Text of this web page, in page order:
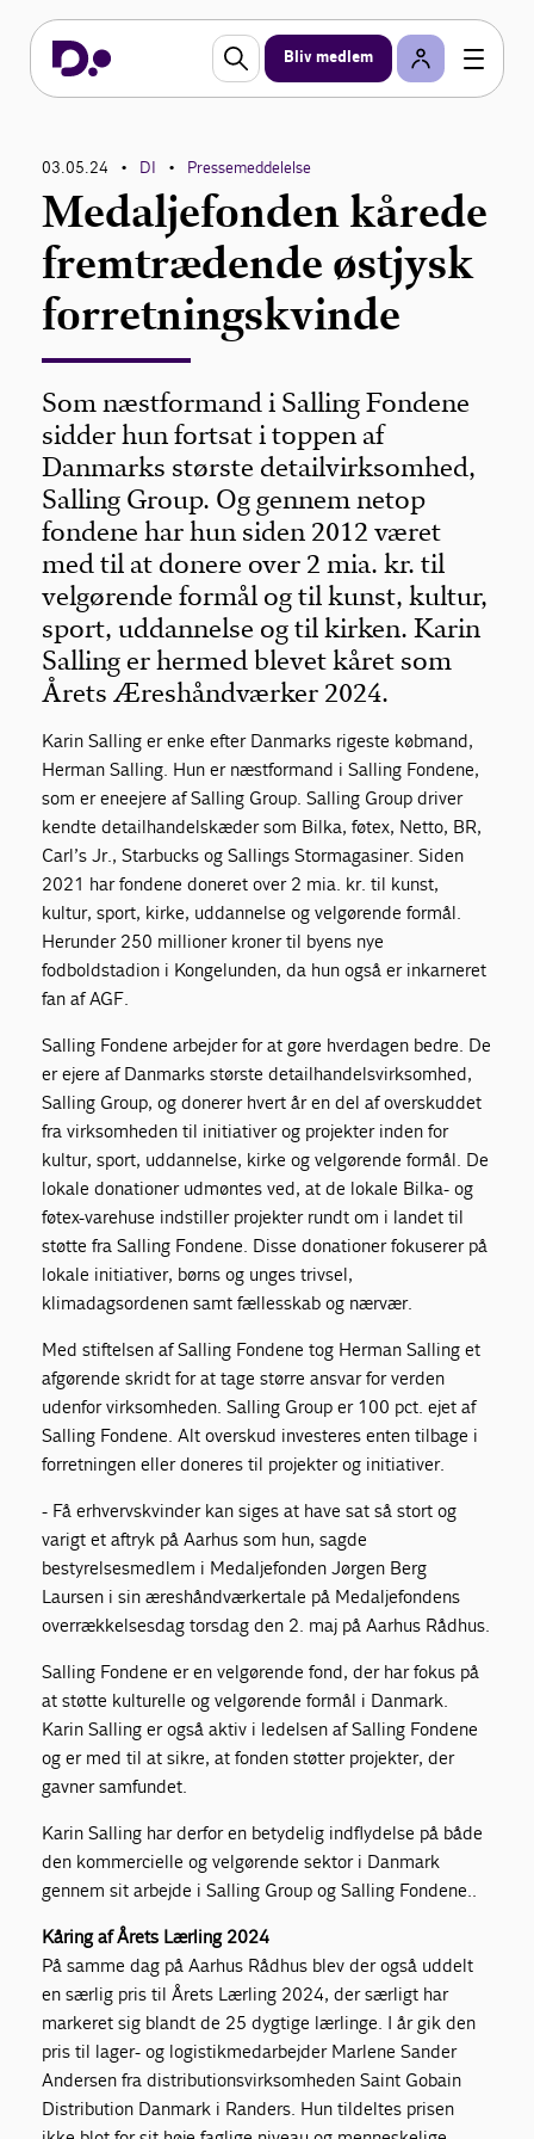
Bliv medlem
03.05.24 • DI • Pressemeddelelse
Medaljefonden kårede
fremtrædende østjysk
forretningskvinde
Som næstformand i Salling Fondene
sidder hun fortsat i toppen af
Danmarks største detailvirksomhed,
Salling Group. Og gennem netop
fondene har hun siden 2012 været
med til at donere over 2 mia. kr. til
velgørende formål og til kunst, kultur,
sport, uddannelse og til kirken. Karin
Salling er hermed blevet kåret som
Årets Æreshåndværker 2024.
Karin Salling er enke efter Danmarks rigeste købmand,
Herman Salling. Hun er næstformand i Salling Fondene,
som er eneejere af Salling Group. Salling Group driver
kendte detailhandelskæder som Bilka, føtex, Netto, BR,
Carl’s Jr., Starbucks og Sallings Stormagasiner. Siden
2021 har fondene doneret over 2 mia. kr. til kunst,
kultur, sport, kirke, uddannelse og velgørende formål.
Herunder 250 millioner kroner til byens nye
fodboldstadion i Kongelunden, da hun også er inkarneret
fan af AGF.
Salling Fondene arbejder for at gøre hverdagen bedre. De
er ejere af Danmarks største detailhandelsvirksomhed,
Salling Group, og donerer hvert år en del af overskuddet
fra virksomheden til initiativer og projekter inden for
kultur, sport, uddannelse, kirke og velgørende formål. De
lokale donationer udmøntes ved, at de lokale Bilka- og
føtex-varehuse indstiller projekter rundt om i landet til
støtte fra Salling Fondene. Disse donationer fokuserer på
lokale initiativer, børns og unges trivsel,
klimadagsordenen samt fællesskab og nærvær.
Med stiftelsen af Salling Fondene tog Herman Salling et
afgørende skridt for at tage større ansvar for verden
udenfor virksomheden. Salling Group er 100 pct. ejet af
Salling Fondene. Alt overskud investeres enten tilbage i
forretningen eller doneres til projekter og initiativer.
- Få erhvervskvinder kan siges at have sat så stort og
varigt et aftryk på Aarhus som hun, sagde
bestyrelsesmedlem i Medaljefonden Jørgen Berg
Laursen i sin æreshåndværkertale på Medaljefondens
overrækkelsesdag torsdag den 2. maj på Aarhus Rådhus.
Salling Fondene er en velgørende fond, der har fokus på
at støtte kulturelle og velgørende formål i Danmark.
Karin Salling er også aktiv i ledelsen af Salling Fondene
og er med til at sikre, at fonden støtter projekter, der
gavner samfundet.
Karin Salling har derfor en betydelig indflydelse på både
den kommercielle og velgørende sektor i Danmark
gennem sit arbejde i Salling Group og Salling Fondene..
Kåring af Årets Lærling 2024
På samme dag på Aarhus Rådhus blev der også uddelt
en særlig pris til Årets Lærling 2024, der særligt har
markeret sig blandt de 25 dygtige lærlinge. I år gik den
pris til lager- og logistikmedarbejder Marlene Sander
Andersen fra distributionsvirksomheden Saint Gobain
Distribution Danmark i Randers. Hun tildeltes prisen